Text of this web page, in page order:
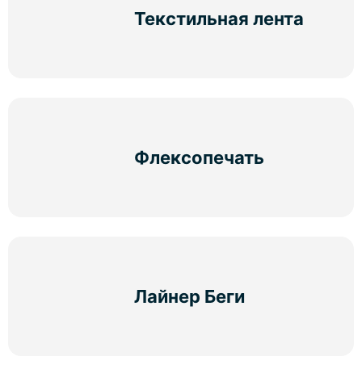
Текстильная лента
Флексопечать
Лайнер Беги